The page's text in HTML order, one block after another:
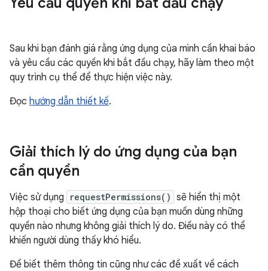
Sau khi bạn đánh giá rằng ứng dụng của mình cần khai báo
và yêu cầu các quyền khi bắt đầu chạy, hãy làm theo một
quy trình cụ thể để thực hiện việc này.
Đọc hướng dẫn thiết kế.
Giải thích lý do ứng dụng của bạn
cần quyền
Việc sử dụng requestPermissions() sẽ hiển thị một
hộp thoại cho biết ứng dụng của bạn muốn dùng những
quyền nào nhưng không giải thích lý do. Điều này có thể
khiến người dùng thấy khó hiểu.
Để biết thêm thông tin cũng như các đề xuất về cách